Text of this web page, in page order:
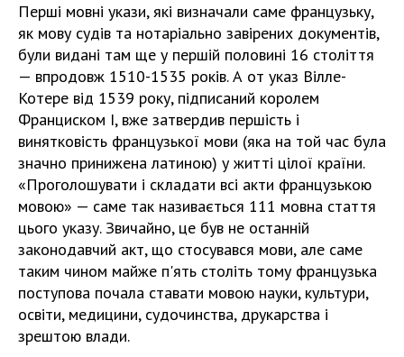
Перші мовні укази, які визначали саме французьку,
як мову судів та нотаріально завірених документів,
були видані там ще у першій половині 16 століття
— впродовж 1510-1535 років. А от указ Вілле-
Котере від 1539 року, підписаний королем
Франциском І, вже затвердив першість і
винятковість французької мови (яка на той час була
значно принижена латиною) у житті цілої країни.
«Проголошувати і складати всі акти французькою
мовою» — саме так називається 111 мовна стаття
цього указу. Звичайно, це був не останній
законодавчий акт, що стосувався мови, але саме
таким чином майже п'ять століть тому французька
поступова почала ставати мовою науки, культури,
освіти, медицини, судочинства, друкарства і
зрештою влади.